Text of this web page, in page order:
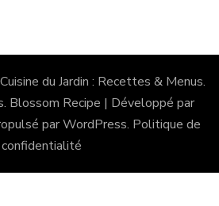
du Jardin : Recettes & Menus.
Blossom Recipe | Développé par
parWordPress. Politique de
confidentialité